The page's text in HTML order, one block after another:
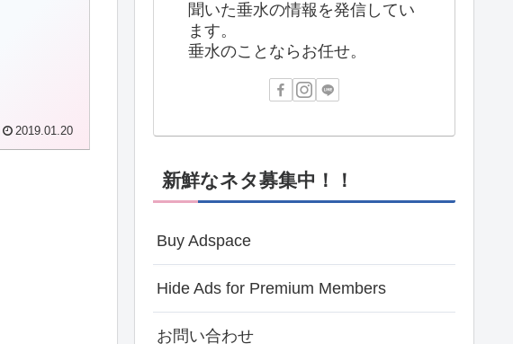
2019.01.20
聞いた垂水の情報を発信してい
ます。
垂水のことならお任せ。
新鮮なネタ募集中！！
Buy Adspace
Hide Ads for Premium Members
お問い合わせ